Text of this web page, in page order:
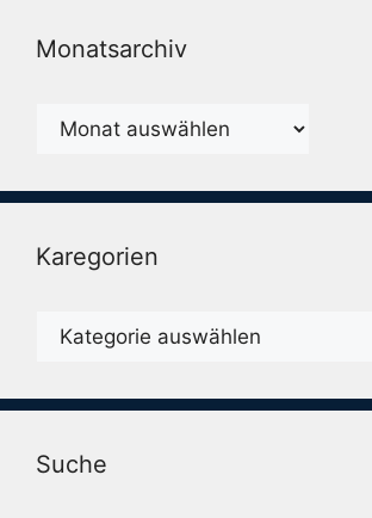
Monatsarchiv
Monatsarchiv
Karegorien
Karegorien
Suche